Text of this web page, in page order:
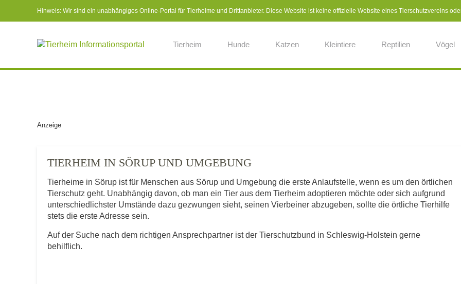
Hinweis: Wir sind ein unabhängiges Online-Portal für Tierheime und Drittanbieter. Diese Website ist keine offizielle Website eines Tierschutzvereins
Tierheim Hunde Katzen Kleintiere Reptilien Vögel
Anzeige
TIERHEIM IN SÖRUP UND UMGEBUNG
Tierheime in Sörup ist für Menschen aus Sörup und Umgebung die erste Anlaufstelle, wenn es um den örtlichen
Tierschutz geht. Unabhängig davon, ob man ein Tier aus dem Tierheim adoptieren möchte oder sich aufgrund
unterschiedlichster Umstände dazu gezwungen sieht, seinen Vierbeiner abzugeben, sollte die örtliche Tierhilfe
stets die erste Adresse sein.
Auf der Suche nach dem richtigen Ansprechpartner ist der Tierschutzbund in Schleswig-Holstein gerne
behilflich.